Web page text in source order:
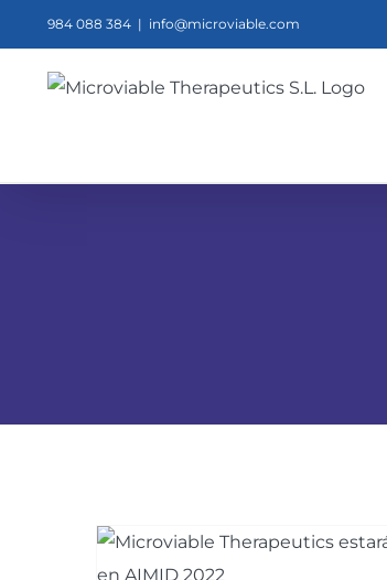
Saltar
al
contenido
984 088 384 | info@microviable.com